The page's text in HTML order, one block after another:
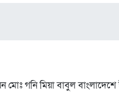
গনি মিয়া বাবুল